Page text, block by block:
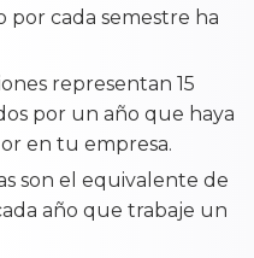
por cada semestre ha
representan 15
por un año que haya
en tu empresa.
son el equivalente de
año que trabaje un